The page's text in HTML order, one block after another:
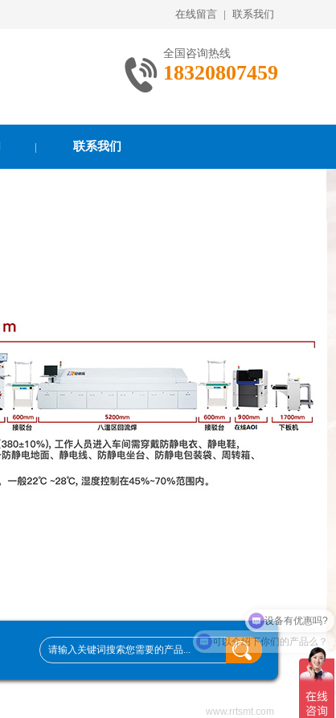
在线留言 | 联系我们
全国咨询热线
18320807459
联系我们
www.rrtsmt.com
可以介绍下你们的产品么？